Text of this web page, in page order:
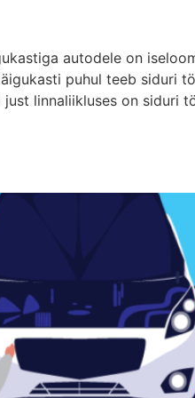
autodele on
puhul teeb siduri
linnaliikluses on siduri